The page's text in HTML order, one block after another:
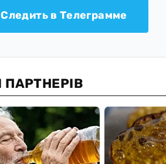
Следить в Телеграмме